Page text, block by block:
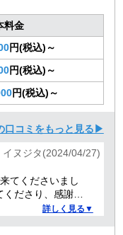
料金
円(税込)～
円(税込)～
円(税込)～
口コミをもっと見る▶
イヌジタ(2024/04/27)
てくださいまし
くださり、感謝し
詳しく見る▼